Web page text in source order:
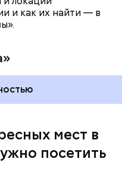
и как их найти — в
мест в
посетить